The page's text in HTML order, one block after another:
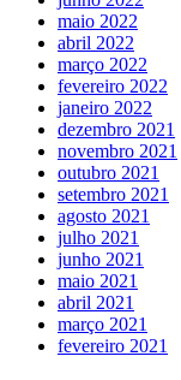
maio 2022
abril 2022
março 2022
fevereiro 2022
janeiro 2022
dezembro 2021
novembro 2021
outubro 2021
setembro 2021
agosto 2021
julho 2021
junho 2021
maio 2021
abril 2021
março 2021
fevereiro 2021